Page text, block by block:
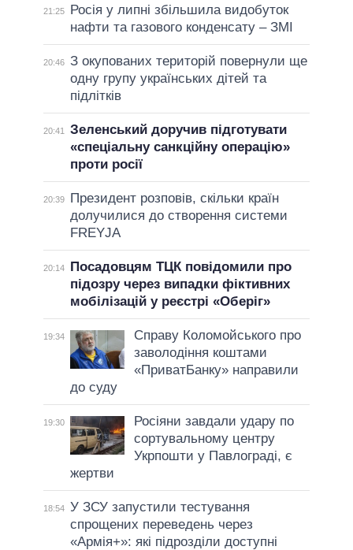
21:25
Росія у липні збільшила видобуток
нафти та газового конденсату – ЗМІ
20:46 З окупованих територій повернули ще
одну групу українських дітей та
підлітків
20:41 Зеленський доручив підготувати
«спеціальну санкційну операцію»
проти росії
20:39
Президент розповів, скільки країн
долучилися до створення системи
FREYJA
20:14
Посадовцям ТЦК повідомили про
підозру через випадки фіктивних
мобілізацій у реєстрі «Оберіг»
19:34
Справу Коломойського про
заволодіння коштами
«ПриватБанку» направили
до суду
19:30
Росіяни завдали удару по
сортувальному центру
Укрпошти у Павлограді, є
жертви
18:54 У ЗСУ запустили тестування
спрощених переведень через
«Армія+»: які підрозділи доступні